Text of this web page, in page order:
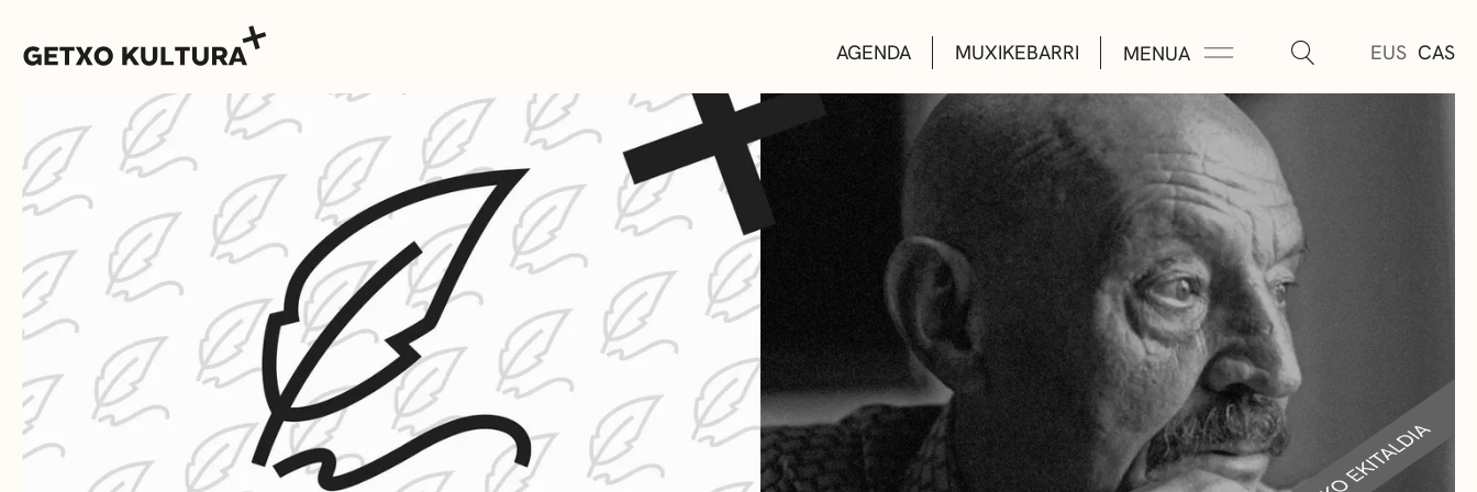
AGENDA MUXIKEBARRI MENUA EUS CAS
AGENDA
MUXIKEBARRI
KONTAKTUA
KULTUR ETXEAK
LIBURUTEGIAK
MUSIKA ESKOLA